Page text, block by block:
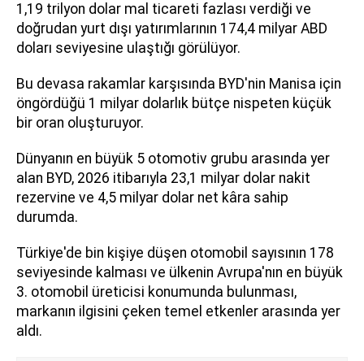
1,19 trilyon dolar mal ticareti fazlası verdiği ve
doğrudan yurt dışı yatırımlarının 174,4 milyar ABD
doları seviyesine ulaştığı görülüyor.
Bu devasa rakamlar karşısında BYD'nin Manisa için
öngördüğü 1 milyar dolarlık bütçe nispeten küçük
bir oran oluşturuyor.
Dünyanın en büyük 5 otomotiv grubu arasında yer
alan BYD, 2026 itibarıyla 23,1 milyar dolar nakit
rezervine ve 4,5 milyar dolar net kâra sahip
durumda.
Türkiye'de bin kişiye düşen otomobil sayısının 178
seviyesinde kalması ve ülkenin Avrupa'nın en büyük
3. otomobil üreticisi konumunda bulunması,
markanın ilgisini çeken temel etkenler arasında yer
aldı.